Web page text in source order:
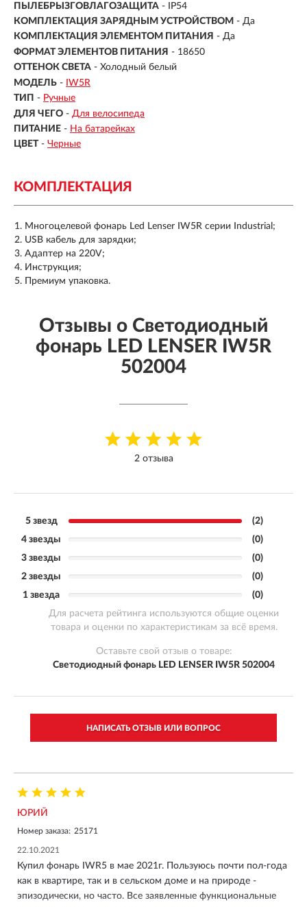
ПЫЛЕБРЫЗГОВЛАГОЗАЩИТА - IP54
КОМПЛЕКТАЦИЯ ЗАРЯДНЫМ УСТРОЙСТВОМ - Да
КОМПЛЕКТАЦИЯ ЭЛЕМЕНТОМ ПИТАНИЯ - Да
ФОРМАТ ЭЛЕМЕНТОВ ПИТАНИЯ - 18650
ОТТЕНОК СВЕТА - Холодный белый
МОДЕЛЬ - IW5R
ТИП - Ручные
ДЛЯ ЧЕГО - Для велосипеда
ПИТАНИЕ - На батарейках
ЦВЕТ - Черные
КОМПЛЕКТАЦИЯ
Многоцелевой фонарь Led Lenser IW5R cерии Industrial;
USB кабель для зарядки;
Адаптер на 220V;
Инструкция;
Премиум упаковка.
Отзывы о Cветодиодный
фонарь LED LENSER IW5R
502004
2 отзыва
5 звезд
(2)
4 звезды
(0)
3 звезды
(0)
2 звезды
(0)
1 звезда
(0)
Для расчета рейтинга используются общие оценки
товара и оценки по характеристикам за всё время.
Оставьте свой отзыв о товаре:
Cветодиодный фонарь LED LENSER IW5R 502004
НАПИСАТЬ ОТЗЫВ ИЛИ ВОПРОС
ЮРИЙ
Номер заказа: 25171
22.10.2021
Купил фонарь IWR5 в мае 2021г. Пользуюсь почти пол-года
как в квартире, так и в сельском доме и на природе -
эпизодически, но часто. Все заявленные функциональные